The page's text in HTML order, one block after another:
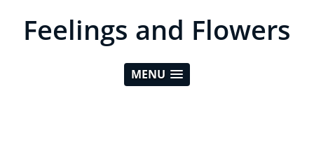
Feelings and Flowers
MENU